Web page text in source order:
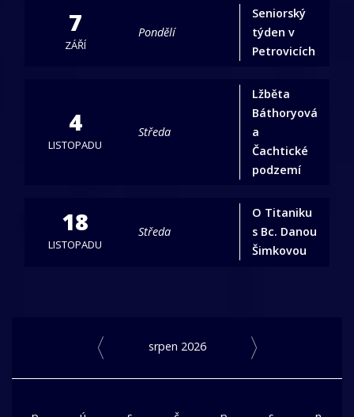
7
ZÁŘÍ
Pondělí
Seniorský
týden v
Petrovicích
4
LISTOPADU
Středa
Lžběta
Báthoryová
a
Čachtické
podzemí
18
LISTOPADU
Středa
O Titaniku
s Bc. Danou
Šimkovou
srpen 2026